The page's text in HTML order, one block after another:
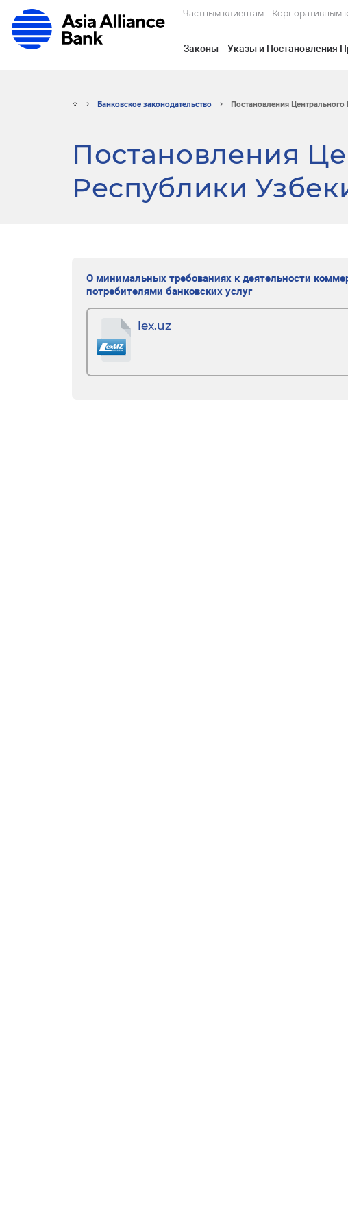
Частным клиентам Корпоративным
Законы Указы и Постановления
Банковское законодательство Постановления Центрального
Постановления
Республики
О минимальных требованиях к деятельности
потребителями банковских услуг
lex.uz